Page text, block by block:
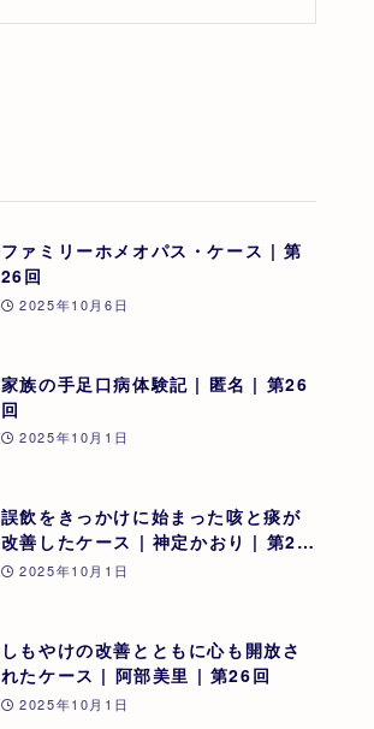
ファミリーホメオパス・ケース | 第
26回
2025年10月6日
家族の手足口病体験記 | 匿名 | 第26
回
2025年10月1日
誤飲をきっかけに始まった咳と痰が
改善したケース | 神定かおり | 第26
回2025年10月1日
しもやけの改善とともに心も開放さ
れたケース | 阿部美里 | 第26回
2025年10月1日